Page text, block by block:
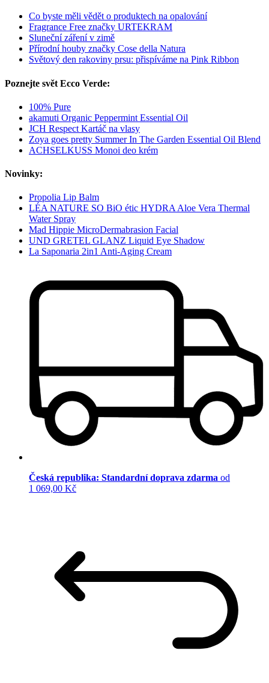
Co byste měli vědět o produktech na opalování
Fragrance Free značky URTEKRAM
Sluneční záření v zimě
Přírodní houby značky Cose della Natura
Světový den rakoviny prsu: přispíváme na Pink Ribbon
Poznejte svět Ecco Verde:
100% Pure
akamuti Organic Peppermint Essential Oil
JCH Respect Kartáč na vlasy
Zoya goes pretty Summer In The Garden Essential Oil Blend
ACHSELKUSS Monoi deo krém
Novinky:
Propolia Lip Balm
LÉA NATURE SO BiO étic HYDRA Aloe Vera Thermal
Water Spray
Mad Hippie MicroDermabrasion Facial
UND GRETEL GLANZ Liquid Eye Shadow
La Saponaria 2in1 Anti-Aging Cream
Česká republika: Standardní doprava zdarma od
1 069,00 Kč